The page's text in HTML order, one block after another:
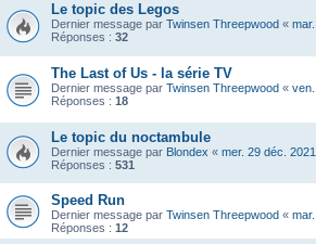
Le topic des Legos
Dernier message par Twinsen Threepwood «
Réponses : 32
The Last of Us - la série TV
Dernier message par Twinsen Threepwood «
Réponses : 18
Le topic du noctambule
Dernier message par Blondex « mer. 29 déc.
Réponses : 531
Speed Run
Dernier message par Twinsen Threepwood «
Réponses : 12